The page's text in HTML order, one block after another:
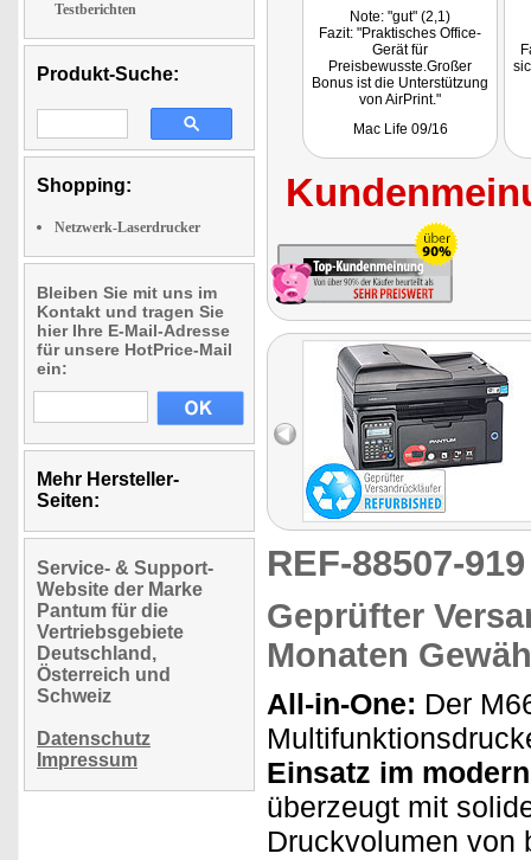
Testberichten
Produkt-Suche:
Shopping:
Netzwerk-Laserdrucker
Bleiben Sie mit uns im
Kontakt und tragen Sie
hier Ihre E-Mail-Adresse
für unsere HotPrice-Mail
ein:
Mehr Hersteller-
Seiten:
Service- & Support-
Website der Marke
Pantum für die
Vertriebsgebiete
Deutschland,
Österreich und
Schweiz
Datenschutz
Impressum
Note: "gut" (2,1)
Fazit: "Praktisches Office-
Gerät für
Preisbewusste.Großer
Bonus ist die Unterstützung
von AirPrint."
Mac Life 09/16
REF-88507-
Geprüfter
Monaten
All-in-One: Der
Einsatz im
überzeugt mit
Druckvolumen von